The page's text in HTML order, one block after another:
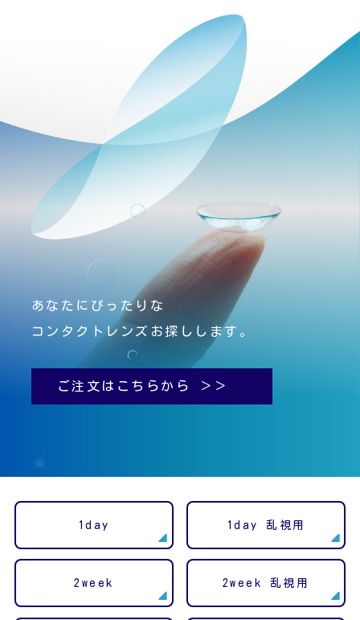
あなたにぴったりな
コンタクトレンズお探しします。
ご注文はこちらから ＞＞
1day 1day 乱視用
2week 2week 乱視用